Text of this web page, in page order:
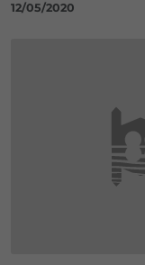
12/05/2020